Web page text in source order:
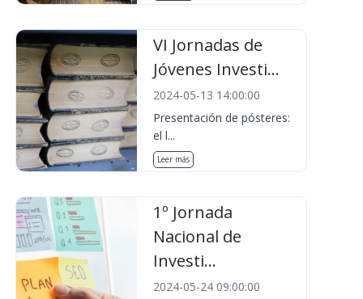
VI Jornadas de
Jóvenes Investi...
2024-05-13 14:00:00
Presentación de pósteres:
el l...
Leer más
1º Jornada
Nacional de
Investi...
2024-05-24 09:00:00